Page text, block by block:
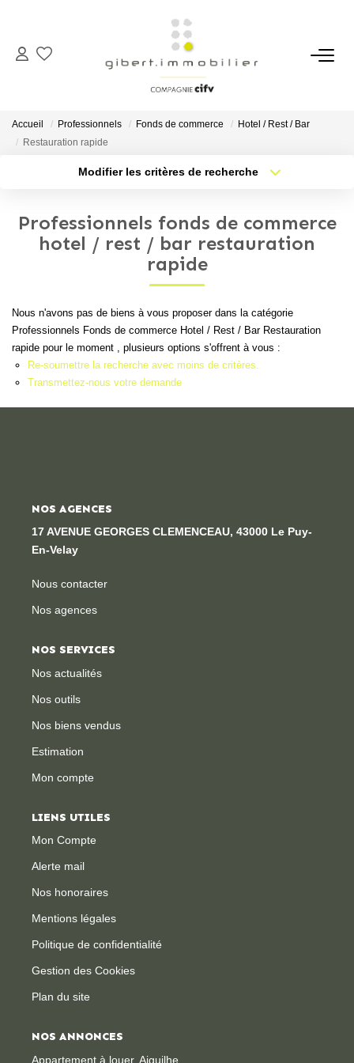
ACHETER
Maisons
Locaux Professionnels
Immeubles
Terrains
Appartements
Locaux Professionnels
MON COMPTE
Accueil Professionnels Fonds de commerce
Hotel / Rest / Bar
Restauration rapide
Modifier les critères de recherche
Sélectionnez...
Type de bien
Nb pièces min.
Créer une alerte
Professionnels fonds de commerce
hotel / rest / bar restauration
rapide
Nous n'avons pas de biens à vous proposer dans la catégorie
Professionnels Fonds de commerce Hotel / Rest / Bar Restauration
rapide pour le moment , plusieurs options s'offrent à vous :
Re-soumettre la recherche avec moins de critères.
Transmettez-nous votre demande
NOS AGENCES
17 AVENUE GEORGES CLEMENCEAU, 43000 Le Puy-
En-Velay
Nous contacter
Nos agences
NOS SERVICES
Nos actualités
Nos outils
Nos biens vendus
Estimation
Mon compte
LIENS UTILES
Mon Compte
Alerte mail
Nos honoraires
Mentions légales
Politique de confidentialité
Gestion des Cookies
Plan du site
NOS ANNONCES
Appartement à louer, Aiguilhe